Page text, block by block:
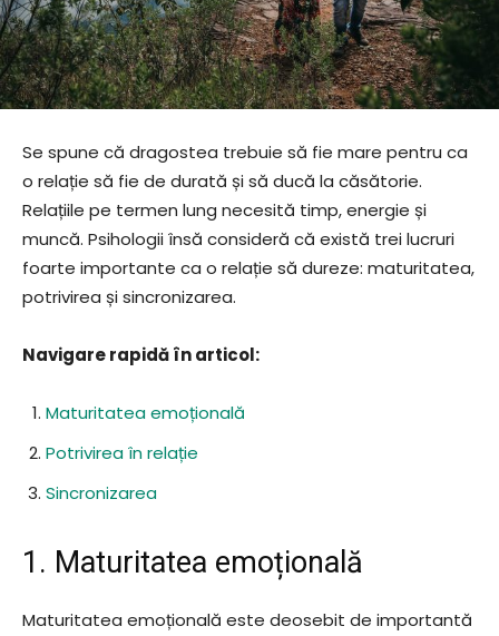
Se spune că dragostea trebuie să fie mare pentru ca
o relație să fie de durată și să ducă la căsătorie.
Relațiile pe termen lung necesită timp, energie și
muncă. Psihologii însă consideră că există trei lucruri
foarte importante ca o relație să dureze: maturitatea,
potrivirea și sincronizarea.
Navigare rapidă în articol:
Maturitatea emoțională
Potrivirea în relație
Sincronizarea
1. Maturitatea emoțională
Maturitatea emoțională este deosebit de importantă